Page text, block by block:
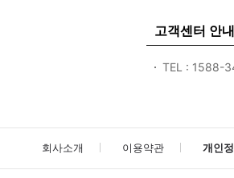
고객센터 안내
TEL : 1588-
회사소개 이용약관 개인